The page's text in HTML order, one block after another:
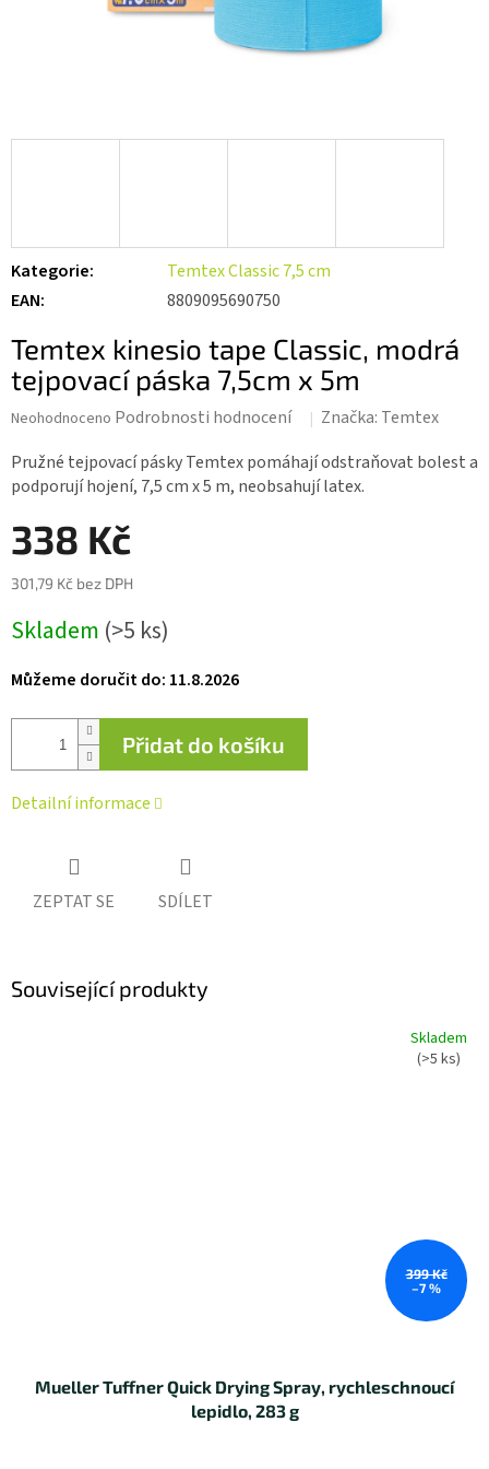
Kategorie:
Temtex Classic 7,5 cm
EAN: 8809095690750
Temtex kinesio tape Classic, modrá
tejpovací páska 7,5cm x 5m
Průměrné
produktu
0,0
hvězdiček.
Neohodnoceno Podrobnosti hodnocení Značka: Temtex
Pružné tejpovací pásky Temtex pomáhají odstraňovat bolest a
podporují hojení, 7,5 cm x 5 m, neobsahují latex.
338 Kč
301,79 Kč bez DPH
cena:
Skladem (>5 ks)
Můžeme doručit do: 11.8.2026
Přidat do košíku
Detailní informace
ZEPTAT SE SDÍLET
Související produkty
399 Kč
–7 %
Skladem
(>5 ks)
Mueller Tuffner Quick Drying Spray, rychleschnoucí
lepidlo, 283 g